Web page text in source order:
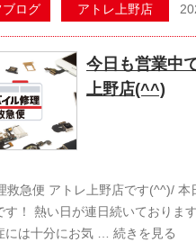
ブログ アトレ上野店
今日も営業中
上野店(^^)
救急便 アトレ上野店です(^^)/ 本
す！ 熱い日が連日続いておりま
には十分にお気 … 続きを見る